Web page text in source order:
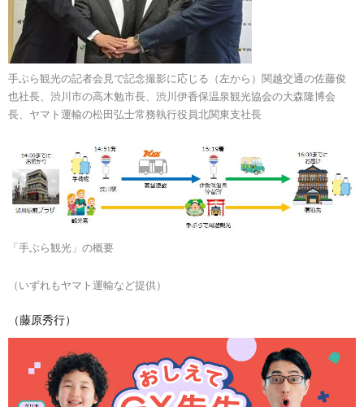
手ぶら観光の記者会見で記念撮影に応じる（左から）関越交通の佐藤俊
也社長、渋川市の高木勉市長、渋川伊香保温泉観光協会の大森隆博会
長、ヤマト運輸の松田弘士常務執行役員北関東支社長
「手ぶら観光」の概要
（いずれもヤマト運輸など提供）
（藤原秀行）